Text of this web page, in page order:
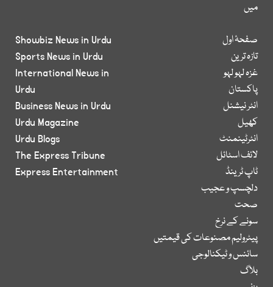
میں
صفحۂ اول
تازہ ترین
غزہ لہو لہو
پاکستان
انٹر نیشنل
کھیل
انٹرٹینمنٹ
لائف اسٹائل
ٹاپ ٹرینڈ
دلچسپ و عجیب
صحت
سونے کے نرخ
پیٹرولیم مصنوعات کی قیمتیں
سائنس و ٹیکنالوجی
بلاگ
Showbiz News in Urdu
Sports News in Urdu
International News in
Urdu
Business News in Urdu
Urdu Magazine
Urdu Blogs
The Express Tribune
Express Entertainment